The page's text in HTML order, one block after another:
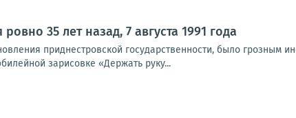
35 лет назад, 7 августа 1991 года
приднестровской государственности, было грозным
зарисовке «Держать руку...